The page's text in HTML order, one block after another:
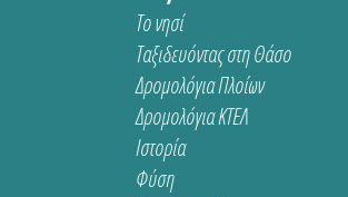
Το νησί
Ταξιδευόντας στη Θάσο
Δρομολόγια Πλοίων
Δρομολόγια ΚΤΕΛ
Ιστορία
Φύση